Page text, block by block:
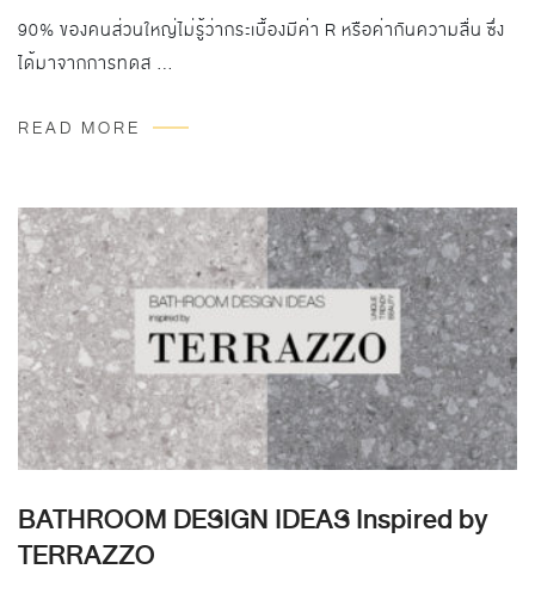
90% ของคนส่วนใหญ่ไม่รู้ว่ากระเบื้องมีค่า R หรือค่ากันความลื่น ซึ่ง
ได้มาจากการทดส …
READ MORE
BATHROOM DESIGN IDEAS Inspired by
TERRAZZO